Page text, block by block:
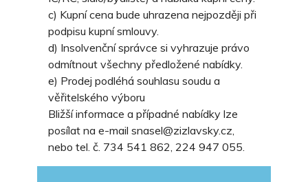
c) Kupní cena bude uhrazena nejpozději při
podpisu kupní smlouvy.
d) Insolvenční správce si vyhrazuje právo
odmítnout všechny předložené nabídky.
e) Prodej podléhá souhlasu soudu a
věřitelského výboru
Bližší informace a případné nabídky lze
posílat na e-mail snasel@zizlavsky.cz,
nebo tel. č. 734 541 862, 224 947 055.